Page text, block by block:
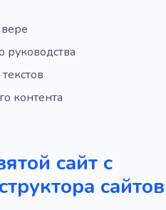
руководства
контента
сайт с
сайтов